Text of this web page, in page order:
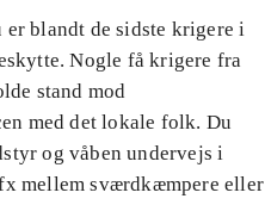
blandt de sidste krigere i
Nogle få krigere fra
stand mod
med det lokale folk. Du
og våben undervejs i
mellem sværdkæmpere eller